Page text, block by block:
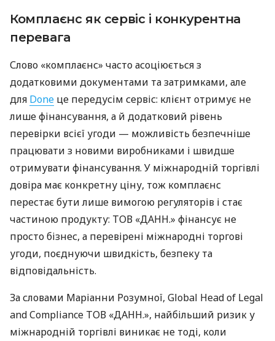
Комплаєнс як сервіс і конкурентна
перевага
Слово «комплаєнс» часто асоціюється з
додатковими документами та затримками, але
для Done це передусім сервіс: клієнт отримує не
лише фінансування, а й додатковий рівень
перевірки всієї угоди — можливість безпечніше
працювати з новими виробниками і швидше
отримувати фінансування. У міжнародній торгівлі
довіра має конкретну ціну, тож комплаєнс
перестає бути лише вимогою регуляторів і стає
частиною продукту: ТОВ «ДАНН.» фінансує не
просто бізнес, а перевірені міжнародні торгові
угоди, поєднуючи швидкість, безпеку та
відповідальність.
За словами Маріанни Розумної, Global Head of Legal
and Compliance ТОВ «ДАНН.», найбільший ризик у
міжнародній торгівлі виникає не тоді, коли